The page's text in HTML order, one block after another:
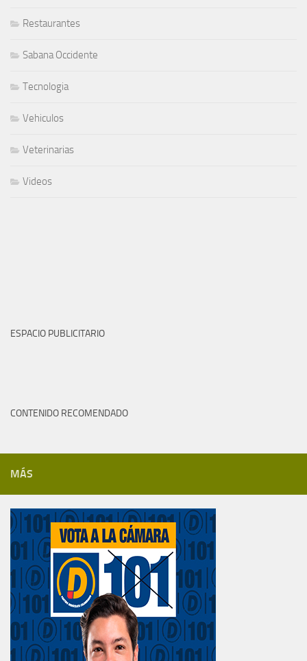
Restaurantes
Sabana Occidente
Tecnologia
Vehiculos
Veterinarias
Videos
ESPACIO PUBLICITARIO
CONTENIDO RECOMENDADO
MÁS